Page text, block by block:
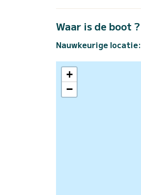
Waar is de boot ?
Nauwkeurige locatie:
+
−